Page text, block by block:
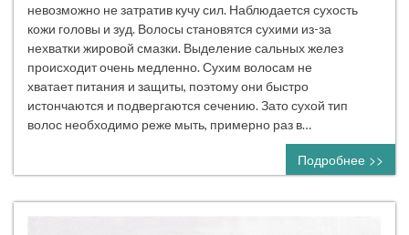
невозможно не затратив кучу сил. Наблюдается сухость
кожи головы и зуд. Волосы становятся сухими из-за
нехватки жировой смазки. Выделение сальных желез
происходит очень медленно. Сухим волосам не
хватает питания и защиты, поэтому они быстро
истончаются и подвергаются сечению. Зато сухой тип
волос необходимо реже мыть, примерно раз в…
Подробнее >>